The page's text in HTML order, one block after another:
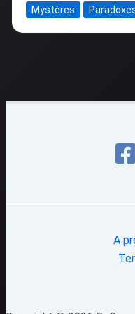
Mystères
A